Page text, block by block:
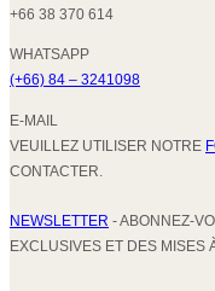
+66 38 370 614
WHATSAPP
(+66) 84 – 3241098
E-MAIL
VEUILLEZ UTILISER NOTRE
CONTACTER.
NEWSLETTER - ABONNEZ-
EXCLUSIVES ET DES MISES